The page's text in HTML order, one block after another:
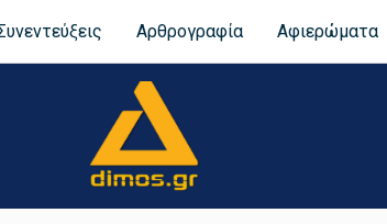
Αρθρογραφία Αφιερώματα